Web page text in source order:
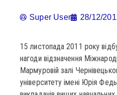
Super User 28/12/
15 листопада 2011 року
нагоди відзначення
Мармуровій залі
університету імені Юрія